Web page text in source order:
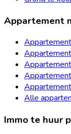
Appartement
Alle
Immo te huur